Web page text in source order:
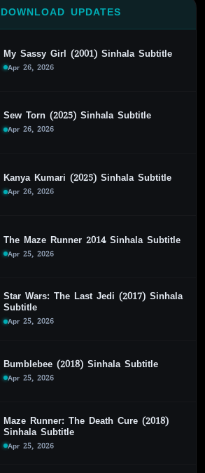
DOWNLOAD UPDATES
My Sassy Girl (2001) Sinhala Subtitle
Apr 26, 2026
Sew Torn (2025) Sinhala Subtitle
Apr 26, 2026
Kanya Kumari (2025) Sinhala Subtitle
Apr 26, 2026
The Maze Runner 2014 Sinhala Subtitle
Apr 25, 2026
Star Wars: The Last Jedi (2017) Sinhala
Subtitle
Apr 25, 2026
Bumblebee (2018) Sinhala Subtitle
Apr 25, 2026
Maze Runner: The Death Cure (2018)
Sinhala Subtitle
Apr 25, 2026